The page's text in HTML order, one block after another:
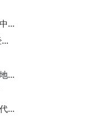
李景鹏：政府的公信力是在公众的质疑中逐渐实现的
李景鹏:回顾与反思：政府机构改革的经验与教训
李景鹏：论权力分析在政治学研究中的地位
李景鹏：《共产党宣言》与社会主义现代化